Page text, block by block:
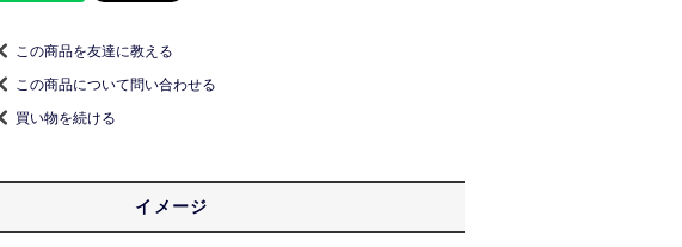
この商品を友達に教える
この商品について問い合わせる
買い物を続ける
イメージ